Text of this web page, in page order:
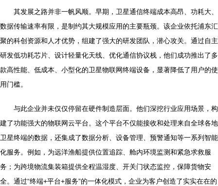
其发展之路并非一帆风顺。早期，卫星通信终端成本高昂、功耗大、
数据传输速率有限，是制约其大规模应用的主要瓶颈。该企业依托浦东汇
聚的科创资源和人才优势，组建了强大的研发团队，潜心攻关。通过自主
研发低功耗芯片、设计轻量化天线、优化通信协议栈，他们成功推出了多
款高性能、低成本、小型化的卫星物联网终端设备，显著降低了用户的使
用门槛。
与此企业并未仅仅停留在硬件制造层面。他们深挖行业应用场景，构
建了功能强大的物联网云平台。这个平台不仅能接收和处理来自全球各地
卫星终端的数据，还集成了数据分析、设备管理、预警通知等一系列智能
化服务。例如，为远洋渔船提供位置追踪、舱内环境监测和紧急求救服
务；为跨境物流集装箱提供全程温湿度、开关门状态监控，保障货物安
全。通过“终端+平台+服务”的一体化模式，企业为客户创造了实实在在的